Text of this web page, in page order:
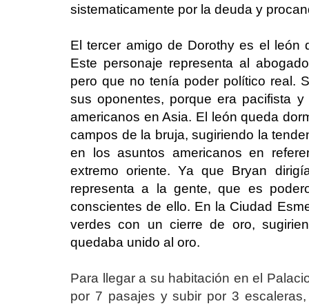
sistematicamente por la deuda y
El tercer amigo de Dorothy es el
Este personaje representa al
pero que no tenía poder político real.
sus oponentes, porque era pacifista
americanos en Asia. El león queda
campos de la bruja, sugiriendo la
en los asuntos americanos en
extremo oriente. Ya que Bryan
representa a la gente, que es
conscientes de ello. En la Ciudad
verdes con un cierre de oro,
quedaba unido al oro.
Para llegar a su habitación en el
por 7 pasajes y subir por 3